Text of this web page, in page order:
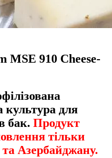
MSE 910 Cheese-
культура для
бак. Продукт
тільки
та Азербайджану.